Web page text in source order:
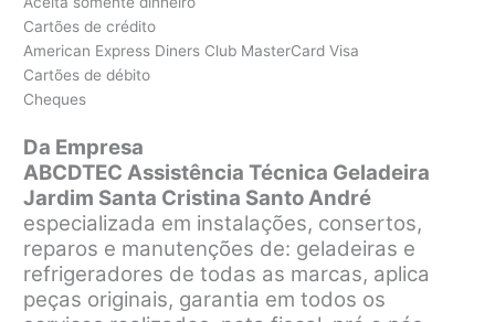
Cartões de crédito
American Express Diners Club MasterCard Visa
Cartões de débito
Cheques
Da Empresa
ABCDTEC Assistência Técnica Geladeira
Jardim Santa Cristina Santo André
especializada em instalações, consertos,
reparos e manutenções de: geladeiras e
refrigeradores de todas as marcas, aplica
peças originais, garantia em todos os